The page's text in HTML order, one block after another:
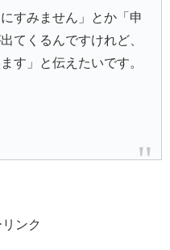
すみません」とか「申
てくるんですけれど、
す」と伝えたいです。
ンク